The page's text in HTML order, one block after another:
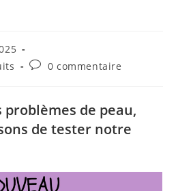
Commentaires
publication :
0 commentaire
problèmes de peau,
de tester notre